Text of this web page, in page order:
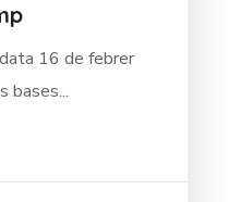
16 de febrer
bases...